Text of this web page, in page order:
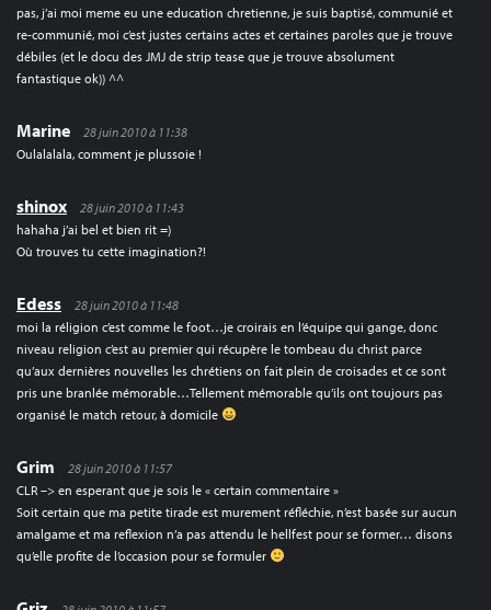
pas, j’ai moi meme eu une education chretienne, je suis baptisé, communié et
re-communié, moi c’est justes certains actes et certaines paroles que je trouve
débiles (et le docu des JMJ de strip tease que je trouve absolument
fantastique ok)) ^^
Marine
28 juin 2010 à 11:38
Oulalalala, comment je plussoie !
shinox
28 juin 2010 à 11:43
hahaha j’ai bel et bien rit =)
Où trouves tu cette imagination?!
Edess
28 juin 2010 à 11:48
moi la réligion c’est comme le foot…je croirais en l’équipe qui gange, donc
niveau religion c’est au premier qui récupère le tombeau du christ parce
qu’aux dernières nouvelles les chrétiens on fait plein de croisades et ce sont
pris une branlée mémorable…Tellement mémorable qu’ils ont toujours pas
organisé le match retour, à domicile
Grim
28 juin 2010 à 11:57
CLR –> en esperant que je sois le « certain commentaire »
Soit certain que ma petite tirade est murement réfléchie, n’est basée sur aucun
amalgame et ma reflexion n’a pas attendu le hellfest pour se former… disons
qu’elle profite de l’occasion pour se formuler